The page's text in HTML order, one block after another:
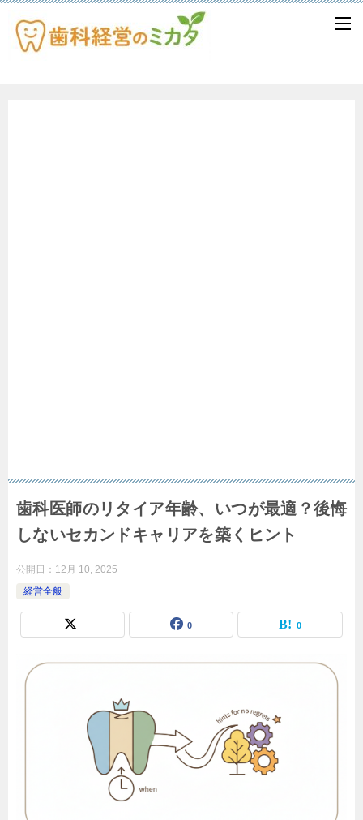
歯科医師のリタイア年齢、いつが最適？後悔
しないセカンドキャリアを築くヒント
公開日： 12月 10, 2025
経営全般
0 0